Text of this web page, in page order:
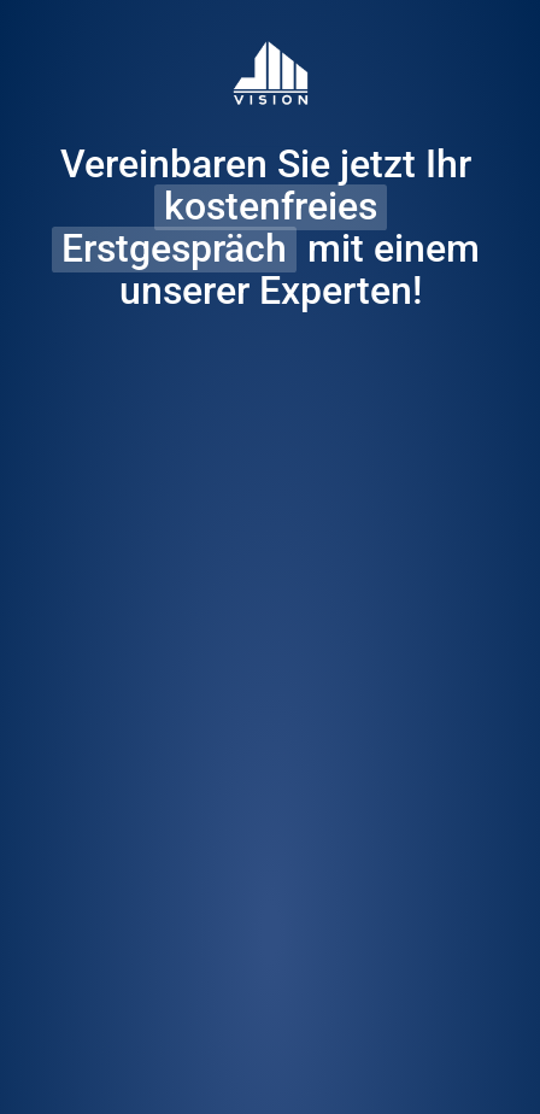
Vereinbaren Sie jetzt Ihr
kostenfreies
Erstgespräch mit einem
unserer Experten!